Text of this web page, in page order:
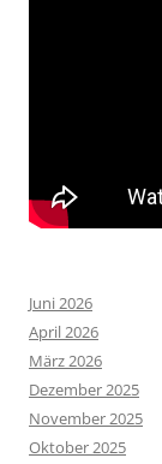
Juni 2026
April 2026
März 2026
Dezember 2025
November 2025
Oktober 2025